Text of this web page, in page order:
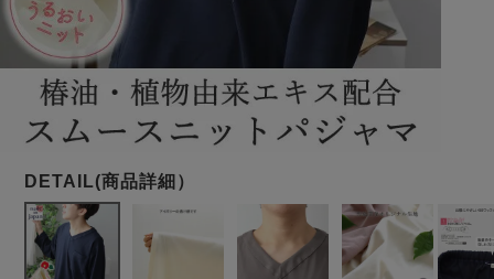
春 夏 秋
ガールズパジャマ
柄物
売れ筋ランキング
- Item Ranking -
- New Arrival -
すべてのメン
ズ
パジャマ
かぶり スリーパー